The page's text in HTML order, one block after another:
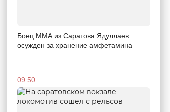
Боец ММА из Саратова Ядуллаев
осужден за хранение амфетамина
09:50